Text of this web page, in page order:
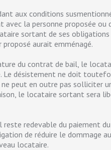
aux conditions
la personne proposée ou
sortant de ses obligations
aurait emménagé.
du contrat de bail, le
Le désistement ne doit
peut en outre pas solliciter
le locataire sortant sera
redevable du paiement
de réduire le dommage
locataire.